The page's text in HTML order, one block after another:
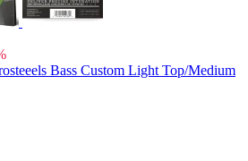
Bass Custom Light Top/Medium